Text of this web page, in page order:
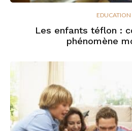
EDUCATION
Les enfants téflon :
phénomène